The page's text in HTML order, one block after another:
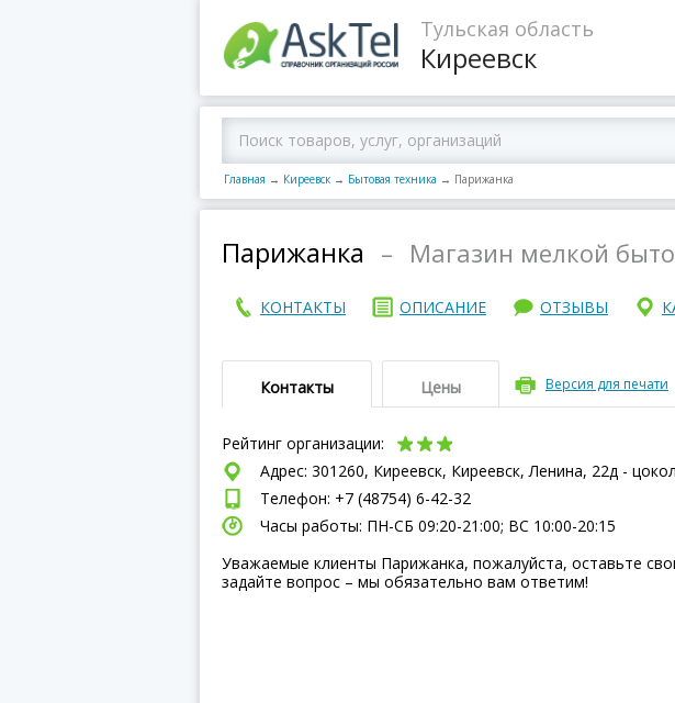
Тульская область
Киреевск
Главная → Киреевск → Бытовая техника → Парижанка
Парижанка – Магазин мелкой
КОНТАКТЫ ОПИСАНИЕ ОТЗЫВЫ
Контакты Цены Версия для печати
Рейтинг организации:
Адрес: 301260, Киреевск, Киреевск, Ленина, 22д -
Телефон: +7 (48754) 6-42-32
Часы работы: ПН-СБ 09:20-21:00; ВC 10:00-20:15
Уважаемые клиенты Парижанка, пожалуйста, оставьте
задайте вопрос – мы обязательно вам ответим!